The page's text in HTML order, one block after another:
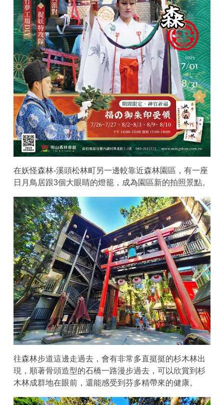
在妖怪森林-溪頭松林町另一邊較靠近森林園區，有一座
日月鳥居跟3個大眼睛的燈籠，成為園區新的拍照景點。
往森林步道這邊走過去，會有非常多直挺挺的杉木林出
現，順著骨頭造型的石橋一路漫步過去，可以欣賞到杉
木林成群地在眼前，還能感受到芬多精帶來的健康。